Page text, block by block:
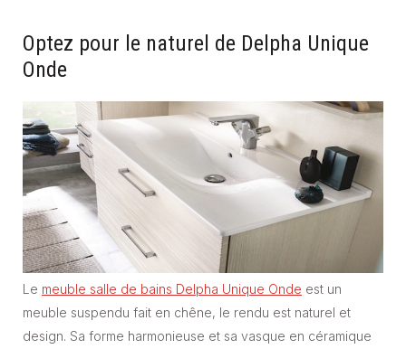
Optez pour le naturel de Delpha Unique
Onde
Le meuble salle de bains Delpha Unique Onde est un
meuble suspendu fait en chêne, le rendu est naturel et
design. Sa forme harmonieuse et sa vasque en céramique